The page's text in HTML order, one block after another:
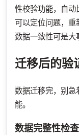
性校验功能，自动
可以定位问题，重
数据一致性可是大
迁移后的验
数据迁移完，别急
能。
数据完整性检